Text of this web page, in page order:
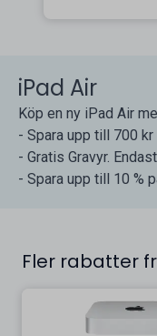
iPad Air
Köp en ny iPad Air
- Spara upp till 700 kr
- Gratis Gravyr.
- Spara upp till 10 %
Fler rabatter